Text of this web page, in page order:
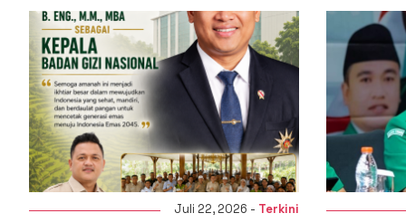
Juli 22, 2026 - Terkini